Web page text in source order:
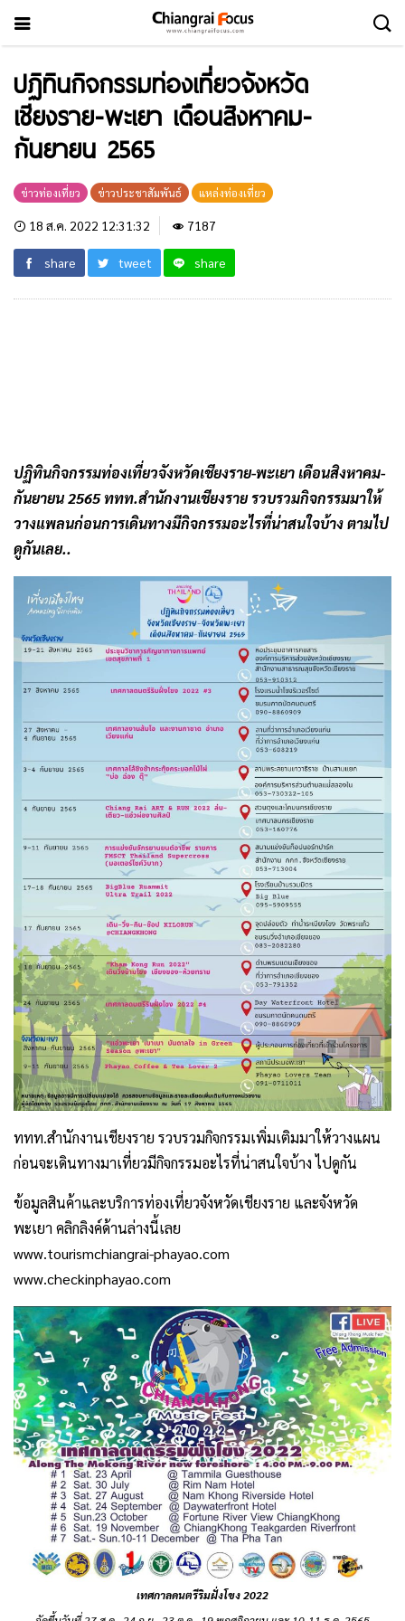
ปฏิทินกิจกรรมท่องเที่ยวจังหวัด
เชียงราย-พะเยา เดือนสิงหาคม-
กันยายน 2565
ข่าวท่องเที่ยว ข่าวประชาสัมพันธ์ แหล่งท่องเที่ยว
18 ส.ค. 2022 12:31:32 7187
share tweet share
ปฏิทินกิจกรรมท่องเที่ยวจังหวัดเชียงราย-พะเยา เดือนสิงหาคม-
กันยายน 2565 ททท.สำนักงานเชียงราย รวบรวมกิจกรรมมาให้
วางแพลนก่อนการเดินทางมีกิจกรรมอะไรที่น่าสนใจบ้าง ตามไป
ดูกันเลย..
ททท.สำนักงานเชียงราย รวบรวมกิจกรรมเพิ่มเติมมาให้วางแผน
ก่อนจะเดินทางมาเที่ยวมีกิจกรรมอะไรที่น่าสนใจบ้าง ไปดูกัน
ข้อมูลสินค้าและบริการท่องเที่ยวจังหวัดเชียงราย และจังหวัด
พะเยา คลิกลิงค์ด้านล่างนี้เลย
www.tourismchiangrai-phayao.com
www.checkinphayao.com
เทศกาลดนตรีริมฝั่งโขง 2022